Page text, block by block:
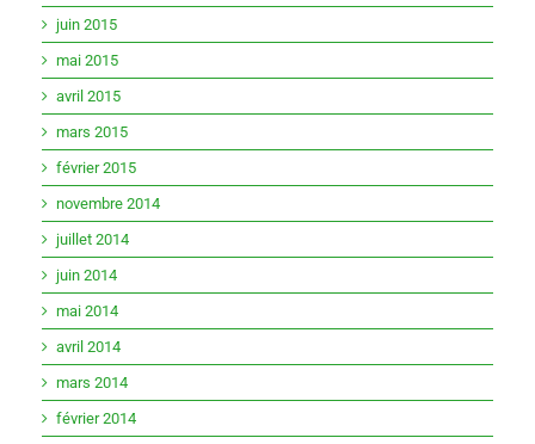
juin 2015
mai 2015
avril 2015
mars 2015
février 2015
novembre 2014
juillet 2014
juin 2014
mai 2014
avril 2014
mars 2014
février 2014